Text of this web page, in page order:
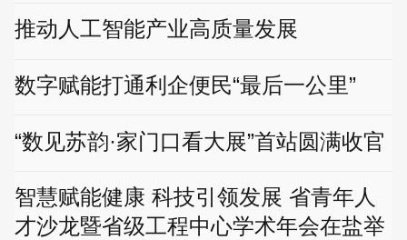
推动人工智能产业高质量发展
数字赋能打通利企便民“最后一公里”
“数见苏韵·家门口看大展”首站圆满收官
智慧赋能健康 科技引领发展 省青年人
才沙龙暨省级工程中心学术年会在盐举